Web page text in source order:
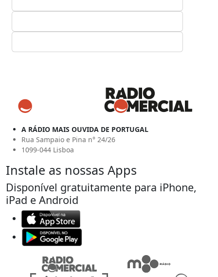
A RÁDIO MAIS OUVIDA DE PORTUGAL
Rua Sampaio e Pina n° 24/26
1099-044 Lisboa
Instale as nossas Apps
Disponível gratuitamente para iPhone,
iPad e Android